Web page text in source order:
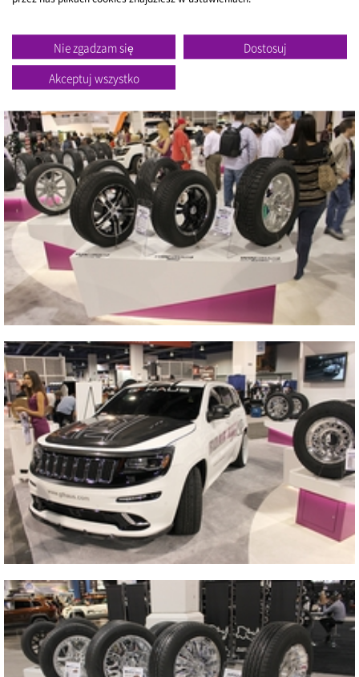
2013 SEMA SHOW
Blisko
2013 SEMA SHOW
Blisko
Blisko
Nie zgadzam się
Dostosuj
Akceptuj wszystko